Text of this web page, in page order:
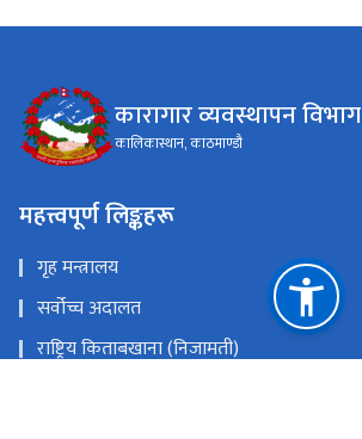
कारागार व्यवस्थापन विभाग
कालिकास्थान, काठमाण्डौ
महत्त्वपूर्ण लिङ्कहरू
गृह मन्त्रालय
सर्वोच्च अदालत
राष्ट्रिय किताबखाना (निजामती)